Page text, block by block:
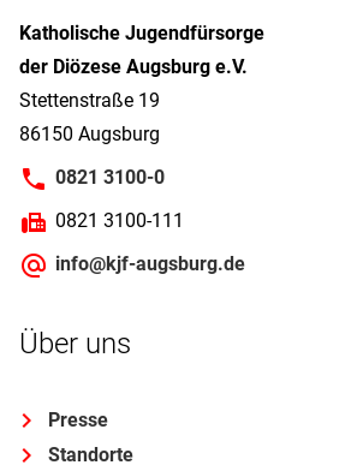
Katholische Jugendfürsorge
der Diözese Augsburg e.V.
Stettenstraße 19
86150 Augsburg
0821 3100-0
0821 3100-111
info@kjf-augsburg.de
Über uns
Presse
Standorte